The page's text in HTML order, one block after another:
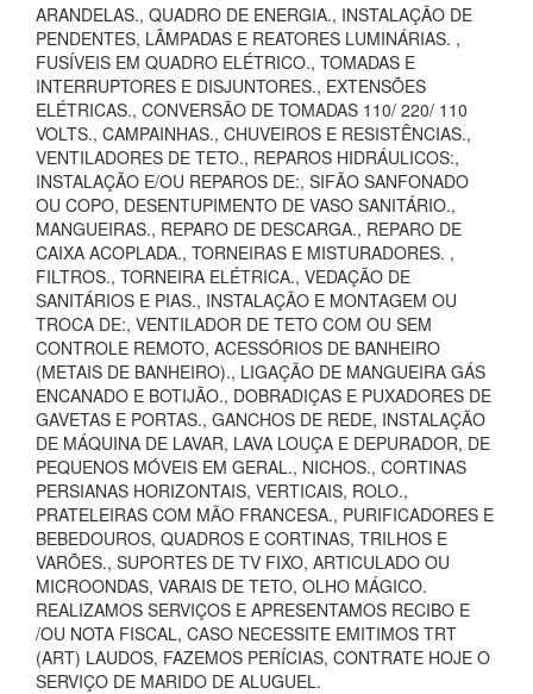
ARANDELAS., QUADRO DE ENERGIA., INSTALAÇÃO DE
PENDENTES, LÂMPADAS E REATORES LUMINÁRIAS. ,
FUSÍVEIS EM QUADRO ELÉTRICO., TOMADAS E
INTERRUPTORES E DISJUNTORES., EXTENSÕES
ELÉTRICAS., CONVERSÃO DE TOMADAS 110/ 220/ 110
VOLTS., CAMPAINHAS., CHUVEIROS E RESISTÊNCIAS.,
VENTILADORES DE TETO., REPAROS HIDRÁULICOS:,
INSTALAÇÃO E/OU REPAROS DE:, SIFÃO SANFONADO
OU COPO, DESENTUPIMENTO DE VASO SANITÁRIO.,
MANGUEIRAS., REPARO DE DESCARGA., REPARO DE
CAIXA ACOPLADA., TORNEIRAS E MISTURADORES. ,
FILTROS., TORNEIRA ELÉTRICA., VEDAÇÃO DE
SANITÁRIOS E PIAS., INSTALAÇÃO E MONTAGEM OU
TROCA DE:, VENTILADOR DE TETO COM OU SEM
CONTROLE REMOTO, ACESSÓRIOS DE BANHEIRO
(METAIS DE BANHEIRO)., LIGAÇÃO DE MANGUEIRA GÁS
ENCANADO E BOTIJÃO., DOBRADIÇAS E PUXADORES DE
GAVETAS E PORTAS., GANCHOS DE REDE, INSTALAÇÃO
DE MÁQUINA DE LAVAR, LAVA LOUÇA E DEPURADOR, DE
PEQUENOS MÓVEIS EM GERAL., NICHOS., CORTINAS
PERSIANAS HORIZONTAIS, VERTICAIS, ROLO.,
PRATELEIRAS COM MÃO FRANCESA., PURIFICADORES E
BEBEDOUROS, QUADROS E CORTINAS, TRILHOS E
VARÕES., SUPORTES DE TV FIXO, ARTICULADO OU
MICROONDAS, VARAIS DE TETO, OLHO MÁGICO.
REALIZAMOS SERVIÇOS E APRESENTAMOS RECIBO E
/OU NOTA FISCAL, CASO NECESSITE EMITIMOS TRT
(ART) LAUDOS, FAZEMOS PERÍCIAS, CONTRATE HOJE O
SERVIÇO DE MARIDO DE ALUGUEL.